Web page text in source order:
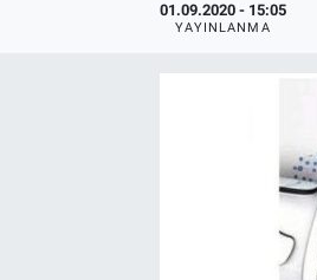
01.09.2020 - 15:05
YAYINLANMA
Enerjisini Üreten Fabrikalar